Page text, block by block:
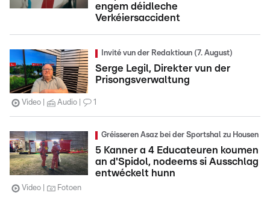
engem déidleche
Verkéiersaccident
Invité vun der Redaktioun (7. August)
Serge Legil, Direkter vun der
Prisongsverwaltung
Video Audio 1
Gréisseren Asaz bei der Sportshal zu Housen
5 Kanner a 4 Educateuren koumen
an d'Spidol, nodeems si Ausschlag
entwéckelt hunn
Video Fotoen